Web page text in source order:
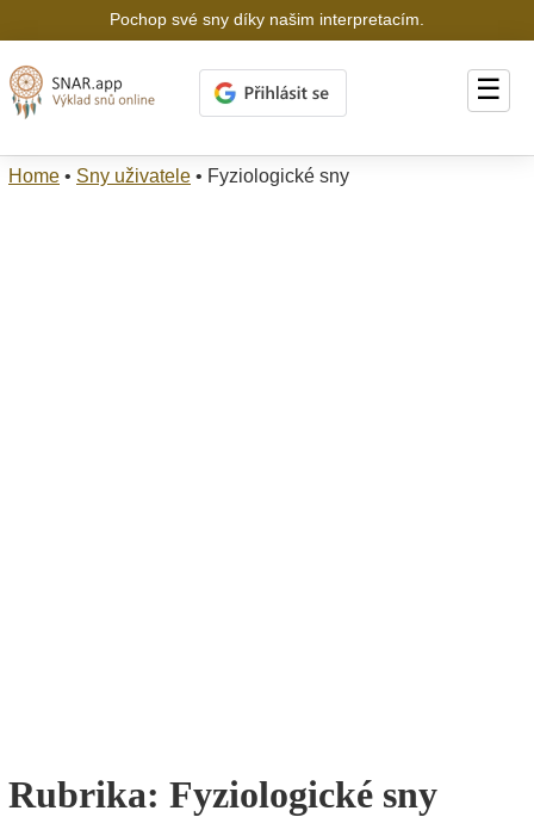
Pochop své sny díky našim interpretacím.
☰
Home • Sny uživatele • Fyziologické sny
Rubrika: Fyziologické sny